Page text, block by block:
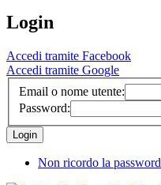
Login
Accedi tramite Facebook
Accedi tramite Google
Email o nome utente:
Password:
Non ricordo la password